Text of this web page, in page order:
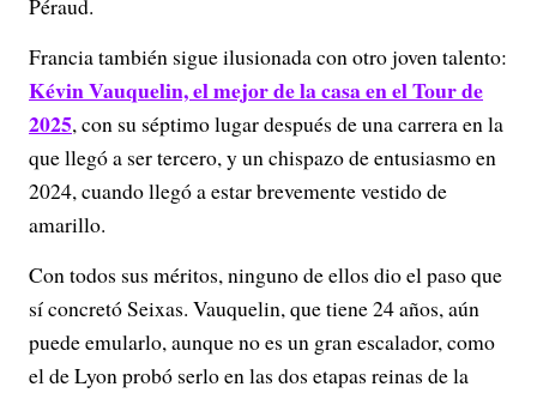
Péraud.
Francia también sigue ilusionada con otro joven talento:
Kévin Vauquelin, el mejor de la casa en el Tour de
2025, con su séptimo lugar después de una carrera en la
que llegó a ser tercero, y un chispazo de entusiasmo en
2024, cuando llegó a estar brevemente vestido de
amarillo.
Con todos sus méritos, ninguno de ellos dio el paso que
sí concretó Seixas. Vauquelin, que tiene 24 años, aún
puede emularlo, aunque no es un gran escalador, como
el de Lyon probó serlo en las dos etapas reinas de la